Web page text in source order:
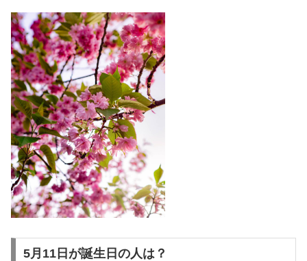
5月11日が誕生日の人は？